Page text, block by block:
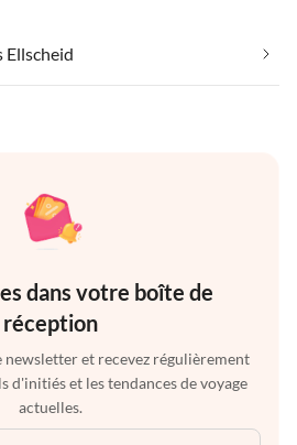
Ellscheid
dans votre boîte de
réception
newsletter et recevez régulièrement
d'initiés et les tendances de voyage
actuelles.